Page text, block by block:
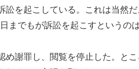
訟を起こしている。これは当然
までもが訴訟を起こすというの
め謝罪し、閲覧を停止した。と